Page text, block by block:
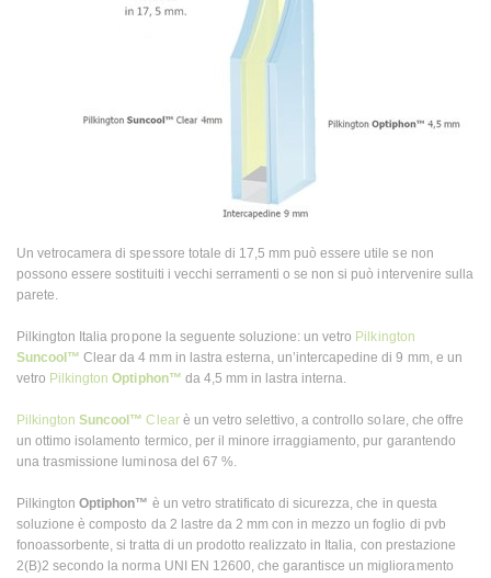
Un vetrocamera di spessore totale di 17,5 mm può essere utile se non
possono essere sostituiti i vecchi serramenti o se non si può intervenire sulla
parete.
Pilkington Italia propone la seguente soluzione: un vetro Pilkington
Suncool™ Clear da 4 mm in lastra esterna, un’intercapedine di 9 mm, e un
vetro PilkingtonOptiphon™ da 4,5 mm in lastra interna.
PilkingtonSuncool™ Clearè un vetro selettivo, a controllo solare, che offre
un ottimo isolamento termico, per il minore irraggiamento, pur garantendo
una trasmissione luminosa del 67 %.
PilkingtonOptiphon™ è un vetro stratificato di sicurezza, che in questa
soluzione è composto da 2 lastre da 2 mm con in mezzo un foglio di pvb
fonoassorbente, si tratta di un prodotto realizzato in Italia, con prestazione
2(B)2 secondo la norma UNI EN 12600, che garantisce un miglioramento